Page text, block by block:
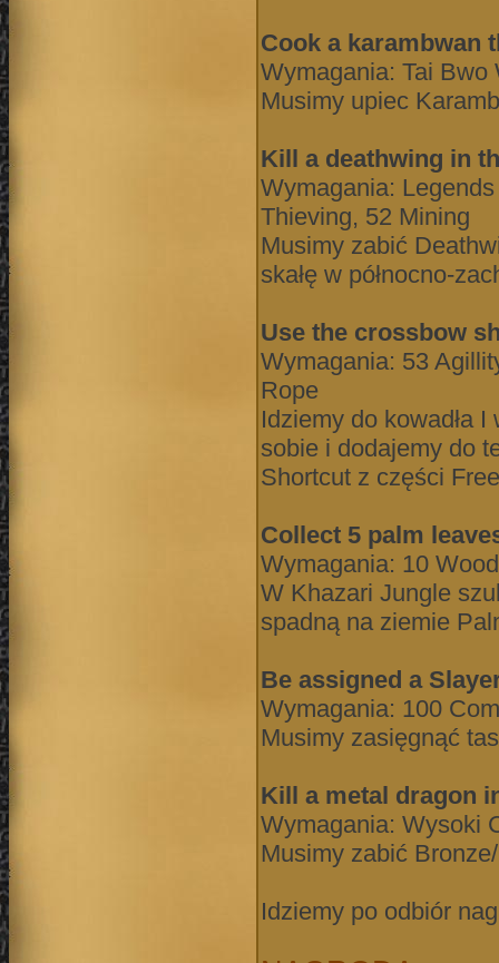
Cook a karambwan
Wymagania: Tai Bwo
Musimy upiec
Kill a deathwing in
Wymagania:
Thieving, 52 Mining
Musimy zabić
skałę w północno-
Use the crossbow
Wymagania: 53
Rope
Idziemy do kowadła
sobie i dodajemy do
Shortcut z części
Collect 5 palm
Wymagania: 10
W Khazari Jungle
spadną na ziemie
Be assigned a
Wymagania: 100
Musimy zasięgnąć
Kill a metal dragon
Wymagania: Wysoki
Musimy zabić
Idziemy po odbiór